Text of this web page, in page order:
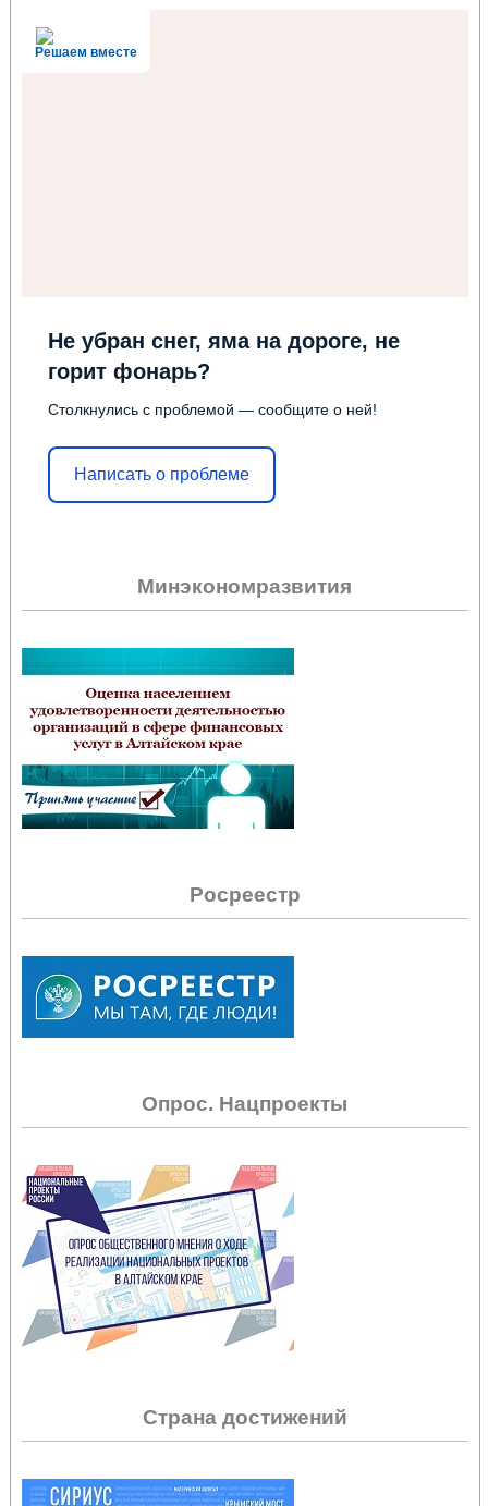
Решаем вместе
Не убран снег, яма на дороге, не
горит фонарь?
Столкнулись с проблемой — сообщите о ней!
Написать о проблеме
Минэкономразвития
Росреестр
Опрос. Нацпроекты
Страна достижений